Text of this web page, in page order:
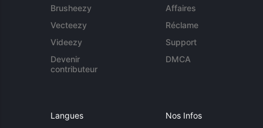
Brusheezy
Vecteezy
Videezy
Devenir
contributeur
Affaires
Réclame
Support
DMCA
Langues Nos Infos